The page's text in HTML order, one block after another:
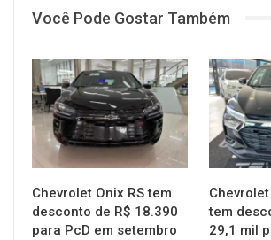
Você Pode Gostar Também
MUNDO AUTOMOTIVO
Chevrolet Onix RS tem
desconto de R$ 18.390
para PcD em setembro
MUNDO
tem
29,1 mil